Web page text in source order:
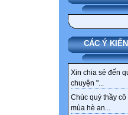
CÁC Ý
Xin chia sẻ đến
chuyện "...
Chúc quý thầy
mùa hè an...